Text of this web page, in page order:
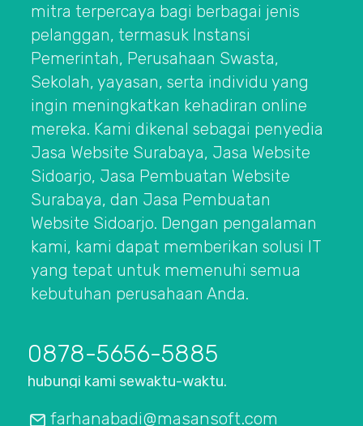
mitra terpercaya bagi berbagai jenis
pelanggan, termasuk Instansi
Pemerintah, Perusahaan Swasta,
Sekolah, yayasan, serta individu yang
ingin meningkatkan kehadiran online
mereka. Kami dikenal sebagai penyedia
Jasa Website Surabaya, Jasa Website
Sidoarjo, Jasa Pembuatan Website
Surabaya, dan Jasa Pembuatan
Website Sidoarjo. Dengan pengalaman
kami, kami dapat memberikan solusi IT
yang tepat untuk memenuhi semua
kebutuhan perusahaan Anda.
0878-5656-5885
hubungi kami sewaktu-waktu.
farhanabadi@masansoft.com